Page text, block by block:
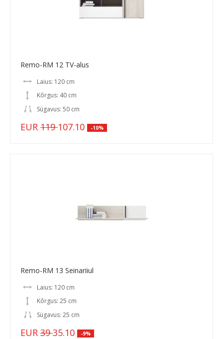
Remo-RM 12 TV-alus
Laius: 120 cm
Kõrgus: 40 cm
Sügavus: 50 cm
EUR 119107.10 -10%
Remo-RM 13 Seinariiul
Laius: 120 cm
Kõrgus: 25 cm
Sügavus: 25 cm
EUR 3935.10 -9%